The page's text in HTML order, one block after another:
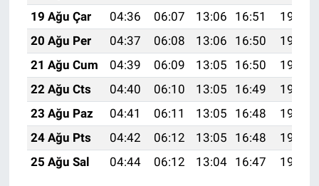
19 Ağu Çar
04:36 06:07 13:06 16:51
19:55
20 Ağu Per
04:37 06:08 13:06 16:50
19:53
21 Ağu Cum
04:39 06:09 13:05 16:50
19:52
22 Ağu Cts
04:40 06:10 13:05 16:49
19:50
23 Ağu Paz
04:41 06:11 13:05 16:48
19:49
24 Ağu Pts
04:42 06:12 13:05 16:48
19:48
25 Ağu Sal
04:44 06:12 13:04 16:47 19:46